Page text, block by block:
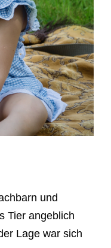
und
Tier angeblich
Lage war sich